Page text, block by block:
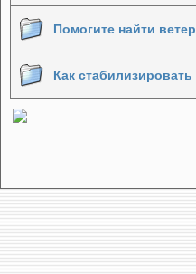
Помогите найти
Как